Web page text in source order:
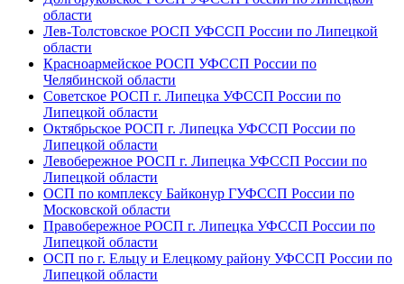
области
Лев-Толстовское РОСП УФССП России по Липецкой
области
Красноармейское РОСП УФССП России по
Челябинской области
Советское РОСП г. Липецка УФССП России по
Липецкой области
Октябрьское РОСП г. Липецка УФССП России по
Липецкой области
Левобережное РОСП г. Липецка УФССП России по
Липецкой области
ОСП по комплексу Байконур ГУФССП России по
Московской области
Правобережное РОСП г. Липецка УФССП России по
Липецкой области
ОСП по г. Ельцу и Елецкому району УФССП России по
Липецкой области